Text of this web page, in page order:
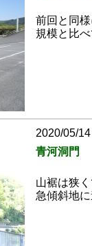
前回と同
規模と比
2020/05/
青河洞門
山裾は狭
急傾斜地